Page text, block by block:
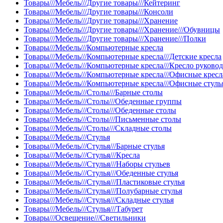
Товары///Мебель///Другие товары///Кейтеринг
Товары///Мебель///Другие товары///Консоли
Товары///Мебель///Другие товары///Хранение
Товары///Мебель///Другие товары///Хранение///Обувницы
Товары///Мебель///Другие товары///Хранение///Полки
Товары///Мебель///Компьютерные кресла
Товары///Мебель///Компьютерные кресла///Детские кресла
Товары///Мебель///Компьютерные кресла///Кресло
Товары///Мебель///Компьютерные кресла///Офисные
Товары///Мебель///Компьютерные кресла///Офисные
Товары///Мебель///Столы///Барные столы
Товары///Мебель///Столы///Обеденные группы
Товары///Мебель///Столы///Обеденные столы
Товары///Мебель///Столы///Письменные столы
Товары///Мебель///Столы///Складные столы
Товары///Мебель///Стулья
Товары///Мебель///Стулья///Барные стулья
Товары///Мебель///Стулья///Кресла
Товары///Мебель///Стулья///Наборы стульев
Товары///Мебель///Стулья///Обеденные стулья
Товары///Мебель///Стулья///Пластиковые стулья
Товары///Мебель///Стулья///Полубарные стулья
Товары///Мебель///Стулья///Складные стулья
Товары///Мебель///Стулья///Табурет
Товары///Освещение///Светильники